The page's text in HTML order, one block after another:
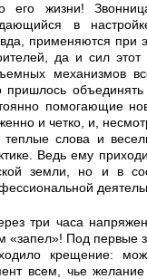
его жизни!
в
применяются при
да и сил этот
механизмов
пришлось
помогающие
и четко, и,
теплые слова и
Ведь ему
земли, но и в
три часа
«запел»! Под первые
крещение:
всем, чье